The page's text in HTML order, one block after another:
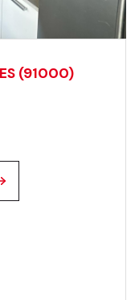
(91000)